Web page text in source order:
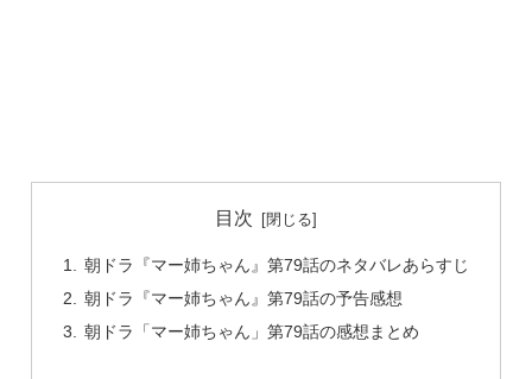
目次
朝ドラ『マー姉ちゃん』第79話のネタバレあらすじ
朝ドラ『マー姉ちゃん』第79話の予告感想
朝ドラ「マー姉ちゃん」第79話の感想まとめ